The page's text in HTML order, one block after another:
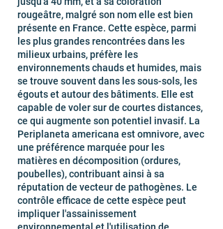
rougeâtre, malgré son nom elle est bien
présente en France. Cette espèce, parmi
les plus grandes rencontrées dans les
milieux urbains, préfère les
environnements chauds et humides, mais
se trouve souvent dans les sous-sols, les
égouts et autour des bâtiments. Elle est
capable de voler sur de courtes distances,
ce qui augmente son potentiel invasif. La
Periplaneta americana est omnivore, avec
une préférence marquée pour les
matières en décomposition (ordures,
poubelles), contribuant ainsi à sa
réputation de vecteur de pathogènes. Le
contrôle efficace de cette espèce peut
impliquer l'assainissement